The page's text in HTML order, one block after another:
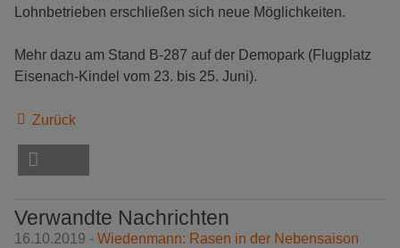
Lohnbetrieben erschließen sich neue Möglichkeiten.
Mehr dazu am Stand B-287 auf der Demopark (Flugplatz
Eisenach-Kindel vom 23. bis 25. Juni).
Zurück
Verwandte Nachrichten
16.10.2019 - Wiedenmann: Rasen in der Nebensaison